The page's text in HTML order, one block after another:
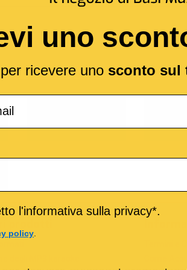
uno
ricevere uno sconto sul
l'informativa sulla privacy*.
policy